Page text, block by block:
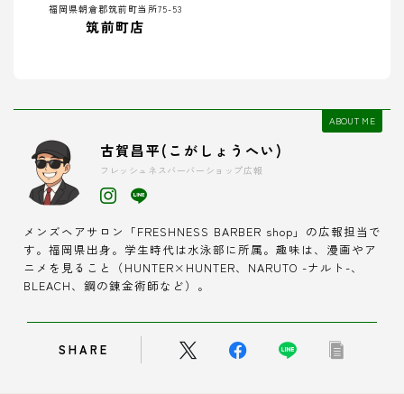
福岡県朝倉郡筑前町当所75-53
筑前町店
ABOUT ME
古賀昌平(こがしょうへい)
フレッシュネスバーバーショップ広報
メンズヘアサロン「FRESHNESS BARBER shop」の広報担当で
す。福岡県出身。学生時代は水泳部に所属。趣味は、漫画やア
ニメを見ること（HUNTER×HUNTER、NARUTO -ナルト-、
BLEACH、鋼の錬金術師など）。
SHARE